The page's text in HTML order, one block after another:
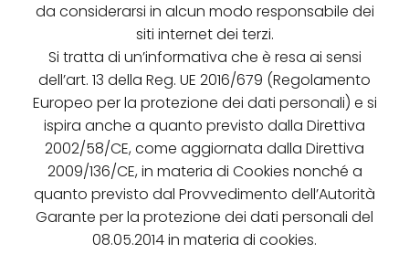
da considerarsi in alcun modo responsabile dei
siti internet dei terzi.
Si tratta di un’informativa che è resa ai sensi
dell’art. 13 della Reg. UE 2016/679 (Regolamento
Europeo per la protezione dei dati personali) e si
ispira anche a quanto previsto dalla Direttiva
2002/58/CE, come aggiornata dalla Direttiva
2009/136/CE, in materia di Cookies nonché a
quanto previsto dal Provvedimento dell’Autorità
Garante per la protezione dei dati personali del
08.05.2014 in materia di cookies.